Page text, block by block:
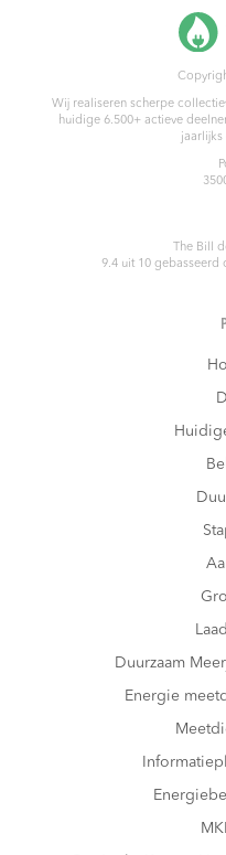
Wij realiseren scherpe
huidige 6.500+ actieve
jaarlijks
The Bill
9.4uit 10gebasseerd
Duurzaam
Energie